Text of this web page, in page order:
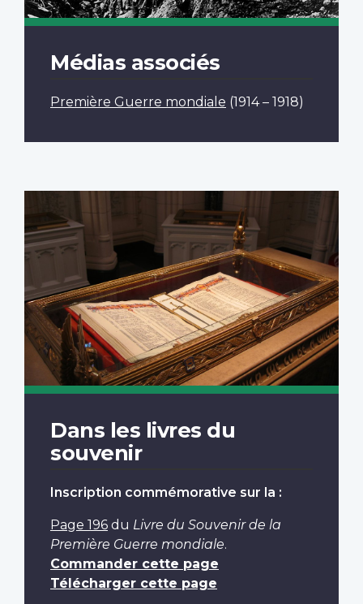
Médias associés
Première Guerre mondiale (1914 – 1918)
Dans les livres du
souvenir
Inscription commémorative sur la :
Page 196 du Livre du Souvenir de la
Première Guerre mondiale.
Commander cette page
Télécharger cette page